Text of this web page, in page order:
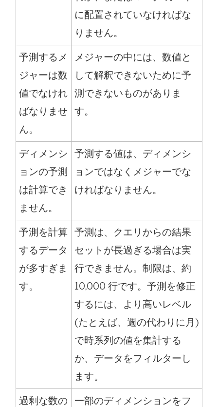
に配置されていなければな
りません。
予測するメ
ジャーは数
値でなけれ
ばなりませ
ん。
メジャーの中には、数値と
して解釈できないために予
測できないものがありま
す。
ディメンシ
ョンの予測
は計算でき
ません。
予測する値は、ディメンシ
ョンではなくメジャーでな
ければなりません。
予測を計算
するデータ
が多すぎま
す。
予測は、クエリからの結果
セットが長過ぎる場合は実
行できません。制限は、約
10,000 行です。予測を修正
するには、より高いレベル
(たとえば、週の代わりに月)
で時系列の値を集計する
か、データをフィルターし
ます。
過剰な数の
一部のディメンションをフ